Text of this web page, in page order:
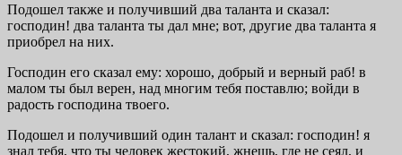
Подошел также и получивший два таланта и сказал:
господин! два таланта ты дал мне; вот, другие два таланта я
приобрел на них.
Господин его сказал ему: хорошо, добрый и верный раб! в
малом ты был верен, над многим тебя поставлю; войди в
радость господина твоего.
Подошел и получивший один талант и сказал: господин! я
знал тебя, что ты человек жестокий, жнешь, где не сеял, и